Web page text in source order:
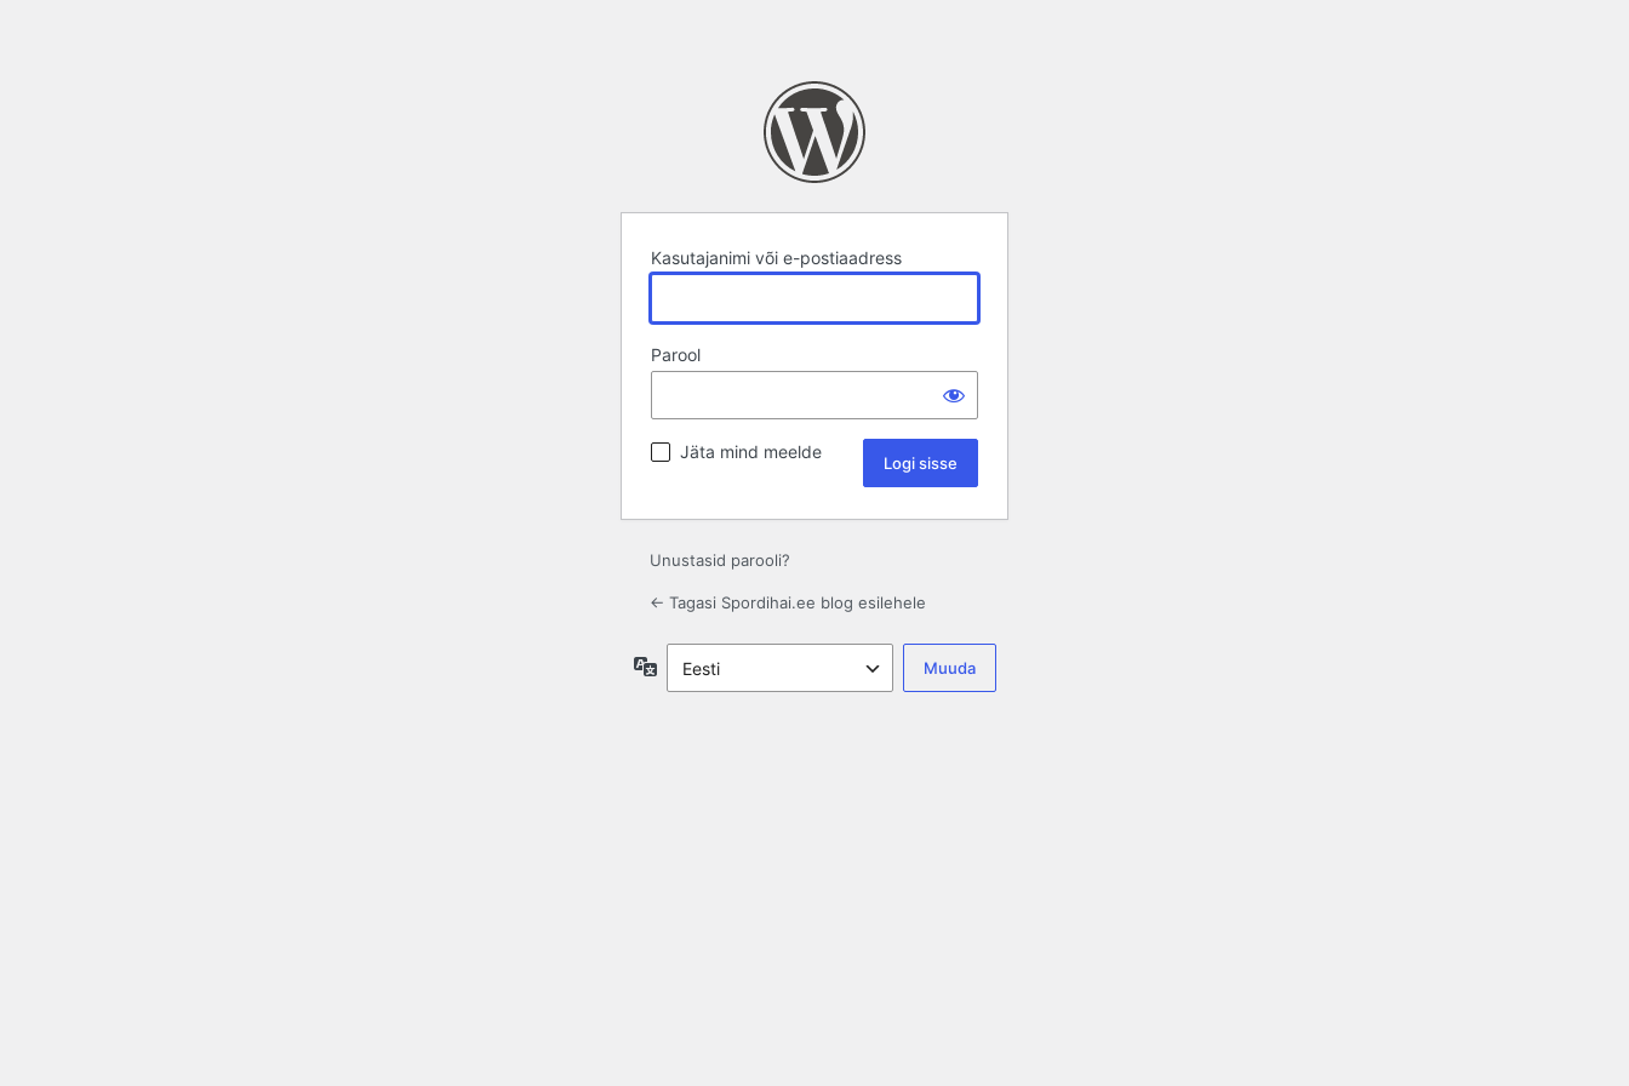
Kasutajanimi või e-postiaadress
Parool
Jäta mind meelde
Unustasid parooli?
← Tagasi Spordihai.ee blog esilehele
Keel